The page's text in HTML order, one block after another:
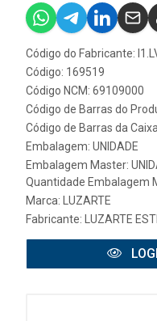
Código do Fabricante:
Código: 169519
Código NCM: 69109000
Código de Barras do
Código de Barras da
Embalagem: UNIDADE
Embalagem Master:
Quantidade Embalagem
Marca: LUZARTE
Fabricante: LUZARTE